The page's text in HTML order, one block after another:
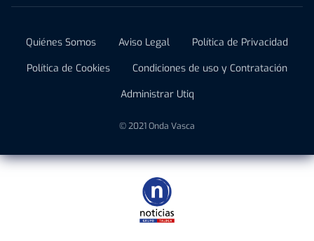
Quiénes Somos Aviso Legal
Política de Privacidad
Política de Cookies
Condiciones de uso y Contratación
Administrar Utiq
© 2021 Onda Vasca